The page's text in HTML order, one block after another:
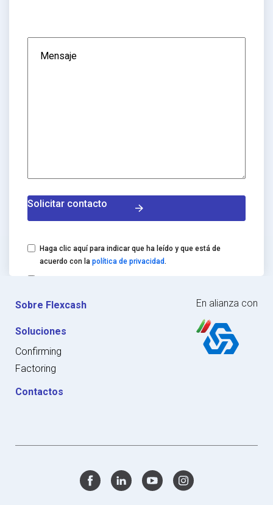
Solicitar contacto
Haga clic aquí para indicar que ha leído y que está de
acuerdo con la política de privacidad .
Sobre Flexcash
Soluciones
Confirming
Factoring
Contactos
En alianza con